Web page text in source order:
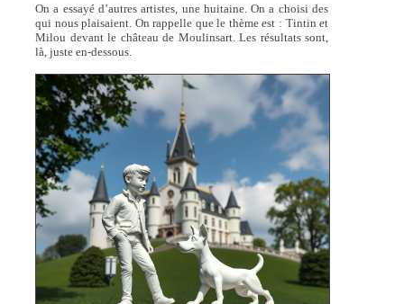
On a essayé d’autres artistes, une huitaine. On a choisi des
qui nous plaisaient. On rappelle que le thème est : Tintin et
Milou devant le château de Moulinsart. Les résultats sont,
là, juste en-dessous.